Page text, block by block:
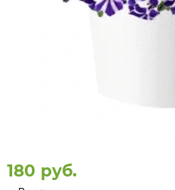
180 руб.